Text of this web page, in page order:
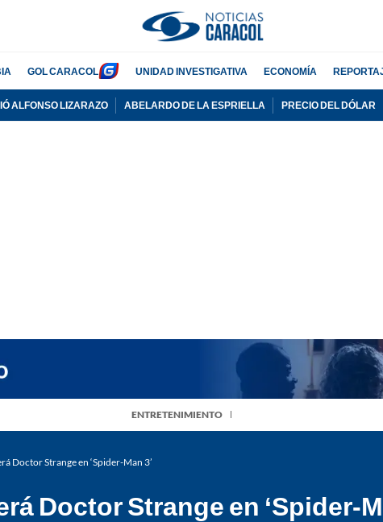
GOL CARACOL UNIDAD INVESTIGATIVA ECONOMÍA
ALFONSO LIZARAZO ABELARDO DE LA ESPRIELLA PRECIO DEL DÓLAR
ENTRETENIMIENTO
Doctor Strange en ‘Spider-Man 3’
Doctor Strange en ‘Spider-